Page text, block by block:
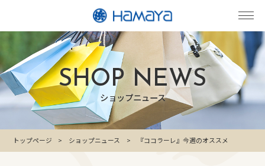
SHOP NEWS
ショップニュース
トップページ ショップニュース 『ココラーレ』今週のオススメ